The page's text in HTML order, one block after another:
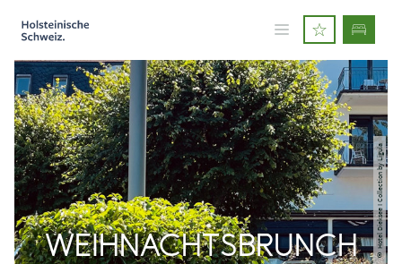
© Hotel Dieksee I Collection by Ligula
WEIHNACHTSBRUNCH